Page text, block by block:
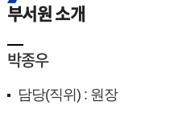
부서원 소개
박종우
담당(직위) : 원장